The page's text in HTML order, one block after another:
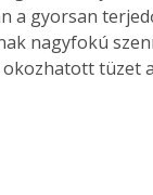
a gyorsan
nagyfokú
tüzet